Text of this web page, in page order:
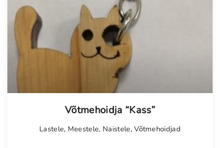
Võtmehoidja “Kass”
Lastele, Meestele, Naistele,Võtmehoidjad